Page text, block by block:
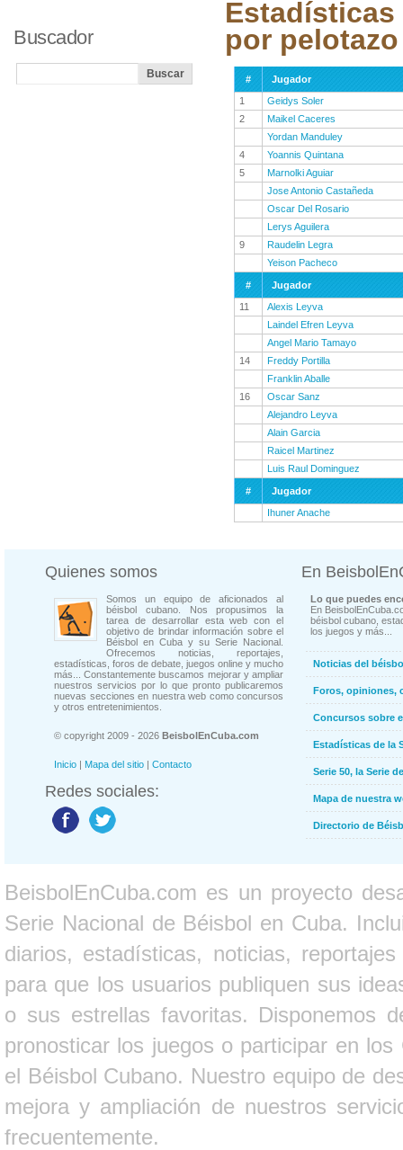
Estadísticas
por pelotazo
#
Jugador
1
Geidys Soler
2
Maikel Caceres
Yordan Manduley
4
Yoannis Quintana
5
Marnolki Aguiar
Jose Antonio Castañeda
Oscar Del Rosario
Lerys Aguilera
9
Raudelin Legra
Yeison Pacheco
#
Jugador
11
Alexis Leyva
Laindel Efren Leyva
Angel Mario Tamayo
14
Freddy Portilla
Franklin Aballe
16
Oscar Sanz
Alejandro Leyva
Alain Garcia
Raicel Martinez
Luis Raul Dominguez
#
Jugador
Ihuner Anache
Buscador
Quienes somos
Somos un equipo de aficionados al
béisbol cubano. Nos propusimos la
tarea de desarrollar esta web con el
objetivo de brindar información sobre el
Béisbol en Cuba y su Serie Nacional.
Ofrecemos noticias, reportajes,
estadísticas, foros de debate, juegos online y mucho
más... Constantemente buscamos mejorar y ampliar
nuestros servicios por lo que pronto publicaremos
nuevas secciones en nuestra web como concursos
y otros entretenimientos.
© copyright 2009 - 2026 BeisbolEnCuba.com
Inicio | Mapa del sitio | Contacto
Redes sociales:
En
Lo que puedes
En
béisbol cubano,
los juegos y más...
Noticias del
Foros, opiniones,
Concursos sobre
Estadísticas de la
Serie 50, la Serie
Mapa de nuestra
Directorio de
BeisbolEnCuba.com es un proyecto
Serie Nacional de Béisbol en Cuba.
diarios, estadísticas, noticias,
para que los usuarios publiquen sus
o sus estrellas favoritas. Disponemos
pronosticar los juegos o participar en
el Béisbol Cubano. Nuestro equipo de
mejora y ampliación de nuestros
frecuentemente.